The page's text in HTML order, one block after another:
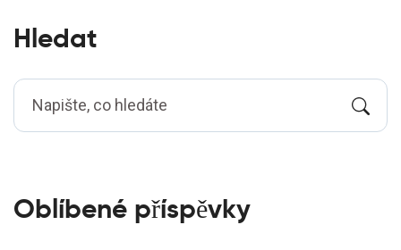
Hledat
Oblíbené příspěvky